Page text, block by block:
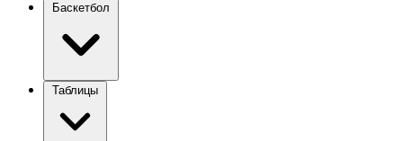
Баскетбол
Таблицы